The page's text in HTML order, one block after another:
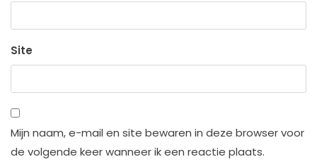
Site
Mijn naam, e-mail en site bewaren in deze browser voor
de volgende keer wanneer ik een reactie plaats.